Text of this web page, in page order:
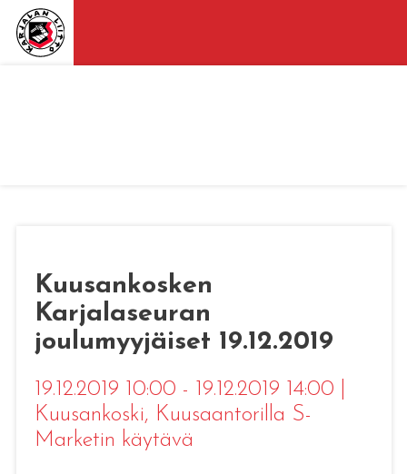
Kuusankosken
Karjalaseuran
joulumyyjäiset 19.12.2019
19.12.2019 10:00 - 19.12.2019 14:00
Kuusankoski, Kuusaantorilla S-
Marketin käytävä